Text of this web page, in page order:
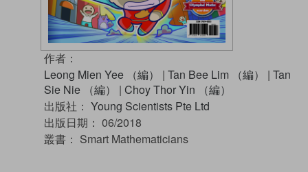
作者：
Leong Mien Yee （編）
| Tan Bee Lim （編） | Tan
Sie Nie （編）
| Choy Thor Yin （編）
出版社： Young Scientists Pte Ltd
出版日期： 06/2018
叢書： Smart Mathematicians